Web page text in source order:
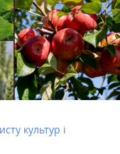
культур і